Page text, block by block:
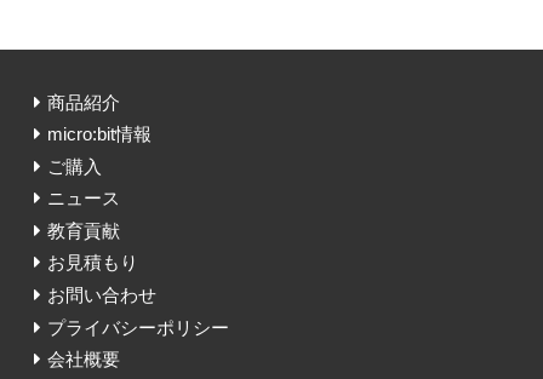
商品紹介
micro:bit情報
ご購入
ニュース
教育貢献
お見積もり
お問い合わせ
プライバシーポリシー
会社概要